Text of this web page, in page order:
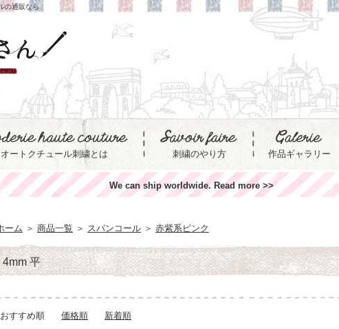
の通販なら
オートクチュール刺繍とは 刺繍のやり方 作品ギャラリー
We can ship worldwide. Read more >>
ーム ＞ 商品一覧 ＞ スパンコール ＞ 赤紫系ピンク
4mm 平
おすすめ順 価格順 新着順